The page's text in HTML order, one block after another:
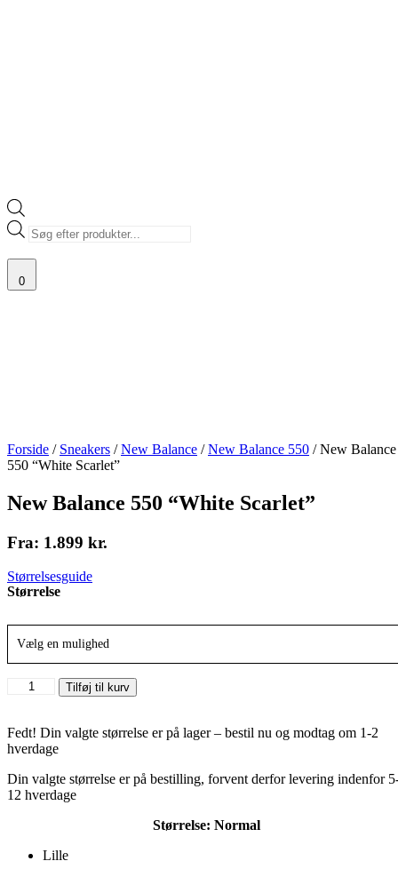
Products
search
0
Forside / Sneakers /New Balance /New Balance 550 / New Balance
550 “White Scarlet”
New Balance 550 “White Scarlet”
Fra: 1.899 kr.
Størrelsesguide
Størrelse
Vælg en mulighed
New
"White
Scarlet"
Tilføj til kurv
Fedt! Din valgte størrelse er på lager – bestil nu og modtag om 1-2
hverdage
Din valgte størrelse er på bestilling, forvent derfor levering indenfor
12 hverdage
Størrelse: Normal
Lille